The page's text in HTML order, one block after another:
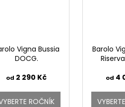
Vigna Bussia
DOCG.
od 2 290 Kč
ROČNÍK
Barolo
od 4